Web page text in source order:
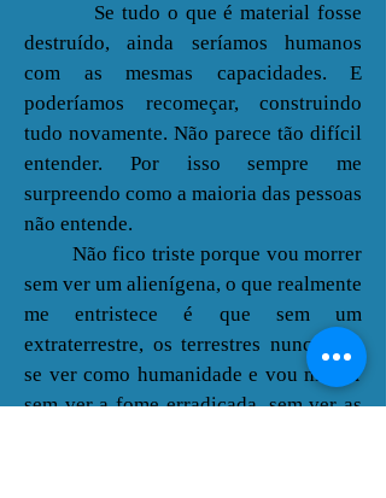
Se tudo o que é material fosse
destruído, ainda seríamos humanos
com as mesmas capacidades. E
poderíamos recomeçar, construindo
tudo novamente. Não parece tão difícil
entender. Por isso sempre me
surpreendo como a maioria das pessoas
não entende.
Não fico triste porque vou morrer
sem ver um alienígena, o que realmente
me entristece é que sem um
extraterrestre, os terrestres nunca vão
se ver como humanidade e vou morrer
sem ver a fome erradicada, sem ver as